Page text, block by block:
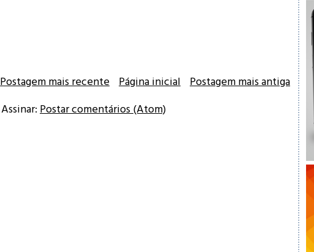
Postagem mais recente Postagem mais antiga
Página inicial
Assinar: Postar comentários (Atom)